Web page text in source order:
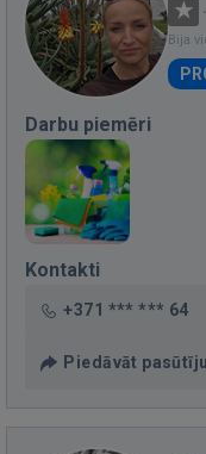
·
Bija
Darbu piemēri
Kontakti
+371 *** *** 64
Piedāvāt